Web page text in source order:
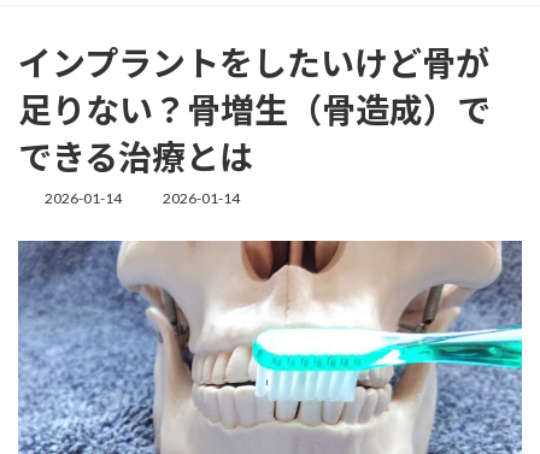
インプラントをしたいけど骨が
足りない？骨増生（骨造成）で
できる治療とは
2026-01-14
最
更
日
時
:
2026-01-14